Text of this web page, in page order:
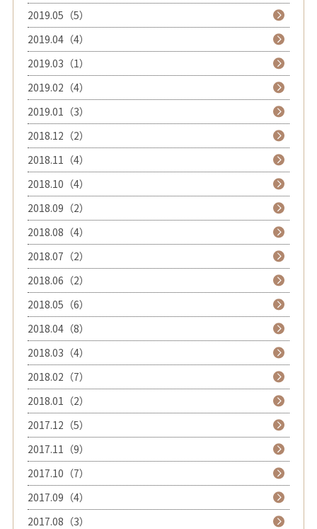
2019.05（5）
2019.04（4）
2019.03（1）
2019.02（4）
2019.01（3）
2018.12（2）
2018.11（4）
2018.10（4）
2018.09（2）
2018.08（4）
2018.07（2）
2018.06（2）
2018.05（6）
2018.04（8）
2018.03（4）
2018.02（7）
2018.01（2）
2017.12（5）
2017.11（9）
2017.10（7）
2017.09（4）
2017.08（3）